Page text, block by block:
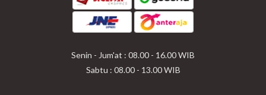
a
new
a
new
a
new
Senin - Jum'at : 08.00 - 16.00 WIB
Sabtu : 08.00 - 13.00 WIB